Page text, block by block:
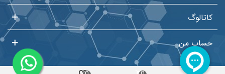
کاتالوگ
حساب من